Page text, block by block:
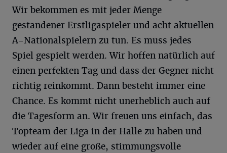
Wir bekommen es mit jeder Menge
gestandener Erstligaspieler und acht aktuellen
A-Nationalspielern zu tun. Es muss jedes
Spiel gespielt werden. Wir hoffen natürlich auf
einen perfekten Tag und dass der Gegner nicht
richtig reinkommt. Dann besteht immer eine
Chance. Es kommt nicht unerheblich auch auf
die Tagesform an. Wir freuen uns einfach, das
Topteam der Liga in der Halle zu haben und
wieder auf eine große, stimmungsvolle